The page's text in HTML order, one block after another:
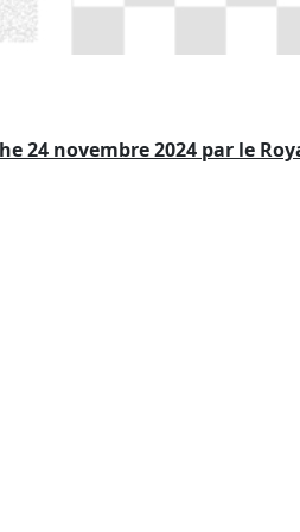
24 novembre 2024 par le